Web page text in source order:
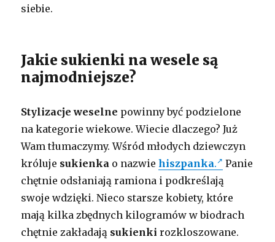
siebie.
Jakie sukienki na wesele są
najmodniejsze?
Stylizacje weselne powinny być podzielone
na kategorie wiekowe. Wiecie dlaczego? Już
Wam tłumaczymy. Wśród młodych dziewczyn
króluje sukienka o nazwiehiszpanka.
Panie
chętnie odsłaniają ramiona i podkreślają
swoje wdzięki. Nieco starsze kobiety, które
mają kilka zbędnych kilogramów w biodrach
chętnie zakładają sukienki rozkloszowane.